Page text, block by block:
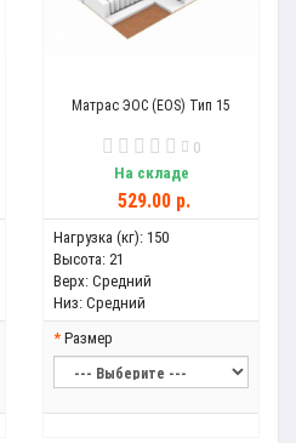
Матрас ЭОС (EOS) Тип 15
0
На складе
529.00 р.
Нагрузка (кг): 150
Высота: 21
Верх: Средний
Низ: Средний
Размер